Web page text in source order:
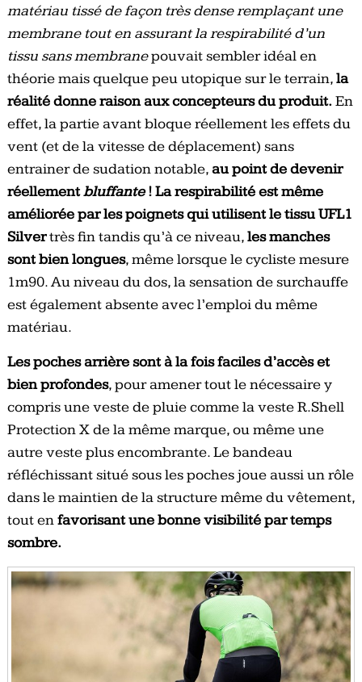
matériau tissé de façon très dense remplaçant une
membrane tout en assurant la respirabilité d’un
tissu sans membranepouvait sembler idéal en
théorie mais quelque peu utopique sur le terrain,la
réalité donne raison aux concepteurs du produit.En
effet, la partie avant bloque réellement les effets du
vent (et de la vitesse de déplacement) sans
entrainer de sudation notable,au point de devenir
réellementbluffante!La respirabilité est même
améliorée par les poignets qui utilisent le tissuUFL1
Silvertrès fin tandis qu’à ce niveau,les manches
sont bien longues, même lorsque le cycliste mesure
1m90. Au niveau du dos, la sensation de surchauffe
est également absente avec l’emploi du même
matériau.
Les poches arrière sont à la fois faciles d’accès et
bien profondes, pour amener tout le nécessaire y
compris une veste de pluie comme la veste R.Shell
Protection X de la même marque, ou même une
autre veste plus encombrante. Le bandeau
réfléchissant situé sous les poches joue aussi un rôle
dans le maintien de la structure même du vêtement,
tout enfavorisant une bonne visibilité par temps
sombre.